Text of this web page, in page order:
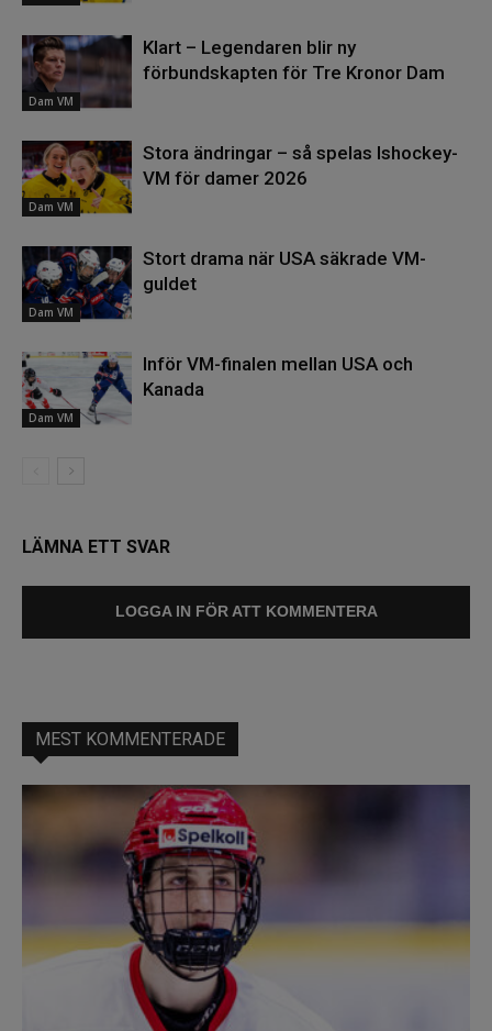
Dam VM
Klart – Legendaren blir ny
förbundskapten för Tre Kronor Dam
Dam VM
Stora ändringar – så spelas Ishockey-
VM för damer 2026
Dam VM
Stort drama när USA säkrade VM-
guldet
Dam VM
Inför VM-finalen mellan USA och
Kanada
LÄMNA ETT SVAR
LOGGA IN FÖR ATT KOMMENTERA
MEST KOMMENTERADE